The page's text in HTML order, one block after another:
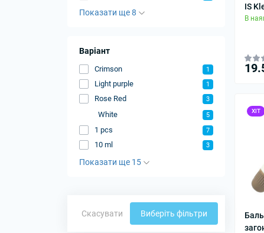
Показати ще 8
Варіант
Crimson 1
Light purple 1
Rose Red 3
White 5
1 pcs 7
10 ml 3
Показати ще 15
Скасувати Виберіть фільтри
IS
В
ХІТ